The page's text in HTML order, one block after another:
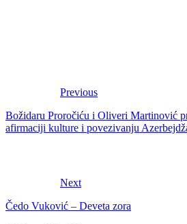
Previous
Božidaru Proročiću i Oliveri Martinović
afirmaciji kulture i povezivanju
Next
Čedo Vuković – Deveta zora